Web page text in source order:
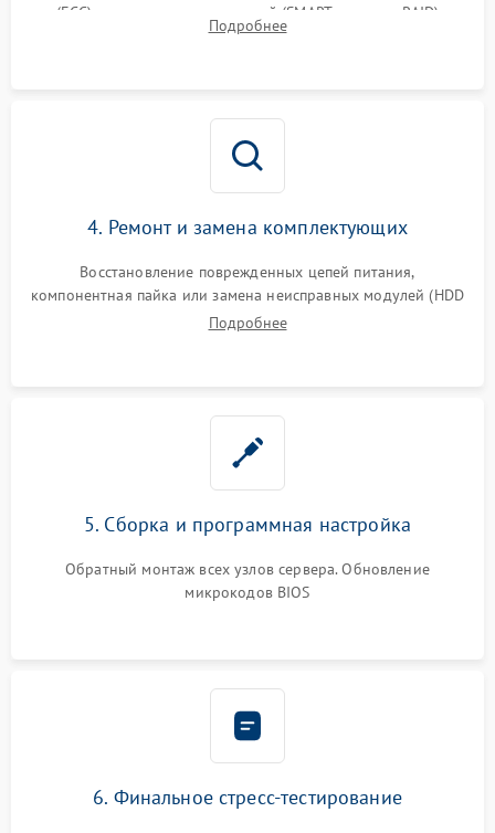
(ECC) и состояния накопителей (SMART, массивы RAID)
специализированными диагностическими утилитами.
Подробнее
4. Ремонт и замена комплектующих
Восстановление поврежденных цепей питания,
компонентная пайка или замена неисправных модулей (HDD
Подробнее
5. Сборка и программная настройка
Обратный монтаж всех узлов сервера. Обновление
микрокодов BIOS
6. Финальное стресс-тестирование